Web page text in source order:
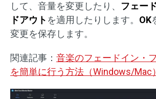
して、音量を変更したり、 フェー
ドアウト を適用したりします。 OK
変更を保存します。
関連記事： 音楽のフェードイン・
を簡単に行う方法（Windows/Mac）